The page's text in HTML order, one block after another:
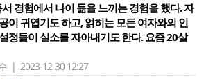
경험에서 나이 듦을 느끼는 경험을 했다. 자
이 귀엽기도 하고, 얽히는 모든 여자와의 인
정들이 실소를 자아내기도 한다. 요즘 20살
| 2023-12-30 12:27